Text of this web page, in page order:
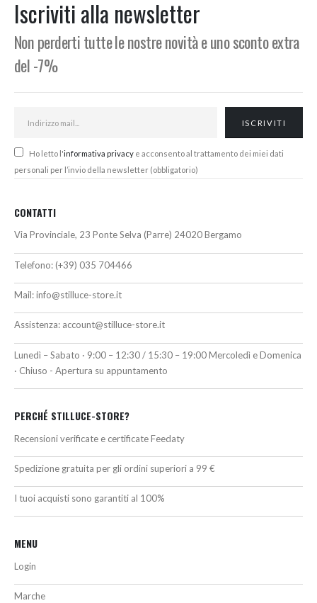
Iscriviti alla newsletter
Non perderti tutte le nostre novità e uno sconto extra
del -7%
Ho letto l'informativa privacy e acconsento al trattamento dei miei dati
personali per l’invio della newsletter (obbligatorio)
CONTATTI
Via Provinciale, 23 Ponte Selva (Parre) 24020 Bergamo
Telefono: (+39) 035 704466
Mail:info@stilluce-store.it
Assistenza: account@stilluce-store.it
Lunedì – Sabato · 9:00 – 12:30 / 15:30 – 19:00 Mercoledì e Domenica
· Chiuso - Apertura su appuntamento
PERCHÉ STILLUCE-STORE?
Recensioni verificate e certificate Feedaty
Spedizione gratuita per gli ordini superiori a 99 €
I tuoi acquisti sono garantiti al 100%
MENU
Login
Marche